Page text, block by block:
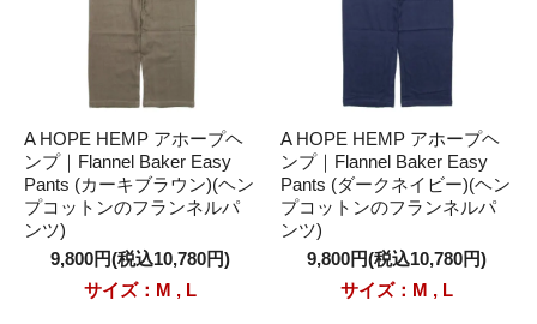
A HOPE HEMP アホープヘ
ンプ｜Flannel Baker Easy
Pants (カーキブラウン)(ヘン
プコットンのフランネルパ
ンツ)
9,800円(税込10,780円)
サイズ：M , L
A HOPE HEMP アホープヘ
ンプ｜Flannel Baker Easy
Pants (ダークネイビー)(ヘン
プコットンのフランネルパ
ンツ)
9,800円(税込10,780円)
サイズ：M , L